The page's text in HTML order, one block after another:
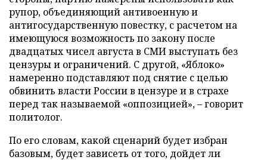
рупор, объединяющий антивоенную и
антигосударственную повестку, с расчетом на
имеющуюся возможность по закону после
двадцатых чисел августа в СМИ выступать без
цензуры и ограничений. С другой, «Яблоко»
намеренно подставляют под снятие с целью
обвинить власти России в цензуре и в страхе
перед так называемой «оппозицией», – говорит
политолог.
По его словам, какой сценарий будет избран
базовым, будет зависеть от того, дойдет ли